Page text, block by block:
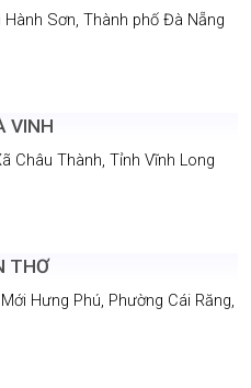
Sơn, Thành phố Đà Nẵng
VINH
Châu Thành, Tỉnh Vĩnh Long
THƠ
Hưng Phú, Phường Cái Răng,